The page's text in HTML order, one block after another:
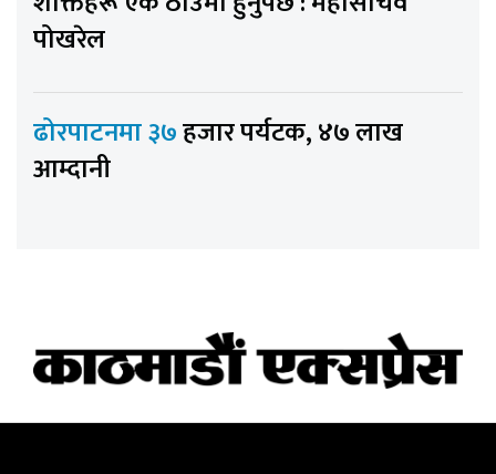
पोखरेल
ढोरपाटनमा ३७हजार पर्यटक, ४७ लाख
आम्दानी